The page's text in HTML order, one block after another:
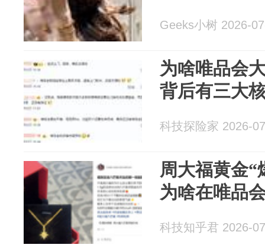
Geeks小树 2026-
为啥唯品会
背后有三大
科技探险家 2026-
周大福黄金“
为啥在唯品
科技知乎君 2026-